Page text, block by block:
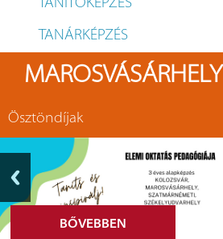
TANÍTÓKÉPZÉS
TANÁRKÉPZÉS
MAROSVÁSÁRHELY
Ösztöndíjak
BŐVEBBEN